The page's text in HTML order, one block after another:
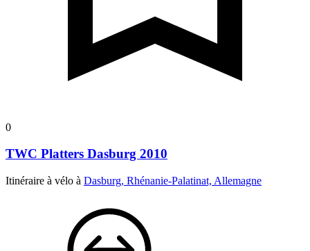
0
TWC Platters Dasburg 2010
Itinéraire à vélo à Dasburg, Rhénanie-Palatinat, Allemagne